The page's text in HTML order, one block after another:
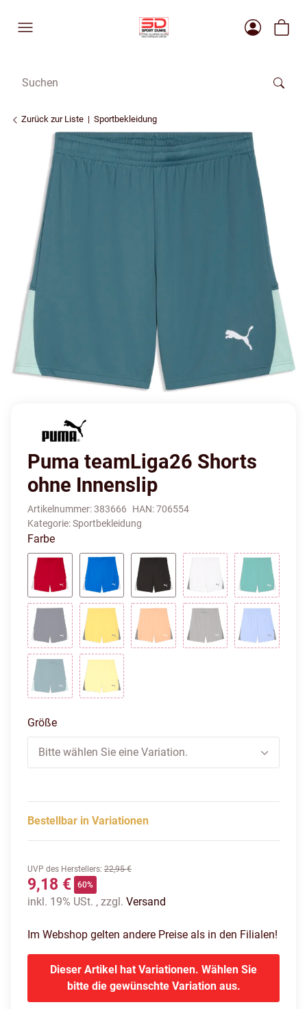
Zurück zur Liste Sportbekleidung
Puma teamLiga26 Shorts
ohne Innenslip
Artikelnummer:383666 HAN:706554
Kategorie:Sportbekleidung
Farbe
puma red-puma white-puma white
electro royal-puma white-puma white
puma black-puma white-puma
puma white-puma
sport
puma navy-puma white-puma white
faster yellow-puma black-puma black
Größe
Bitte wählen Sie eine Variation.
Bestellbar in Variationen
UVP des Herstellers: 22,95 €
9,18 € 60%
inkl. 19% USt. , zzgl. Versand
Im Webshop gelten andere Preise als in den Filialen!
Dieser Artikel hat Variationen. Wählen Sie
bitte die gewünschte Variation aus.